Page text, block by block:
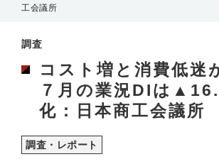
工会議所
調査
コスト増と消費低
７月の業況DIは
化：日本商工会議所
調査・レポート